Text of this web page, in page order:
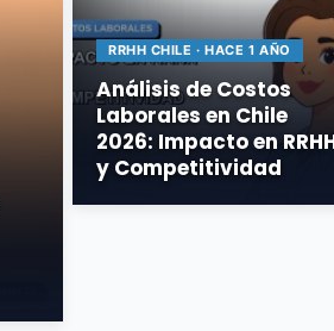
RRHH CHILE · HACE 1 AÑO
Análisis de Costos
Laborales en Chile
2026: Impacto en
y Competitividad